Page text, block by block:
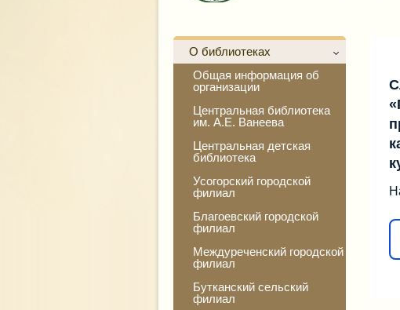
О библиотеках
Общая информация об
организации
Центральная библиотека
им. А.Е. Ванеева
Центральная детская
библиотека
Усогорский городской
филиал
Благоевский городской
филиал
Междуреченский городской
филиал
Бутканский сельский
филиал